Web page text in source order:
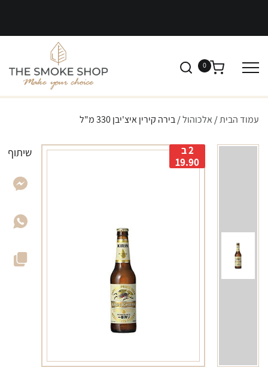
0
עמוד הבית/ אלכוהול/ בירה קירין איצ'יבן 330 מ"ל
2 ב
19.90
שיתוף